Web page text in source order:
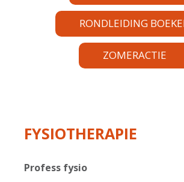
RONDLEIDING
ZOMERACTIE
FYSIOTHERAPIE
Profess fysio